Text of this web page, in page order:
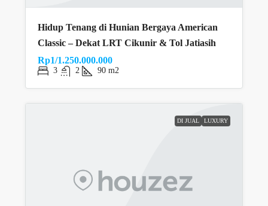
Hidup Tenang di Hunian Bergaya American
Classic – Dekat LRT Cikunir & Tol Jatiasih
Rp1/1.250.000.000
3 2 90 m2
DI JUAL LUXURY